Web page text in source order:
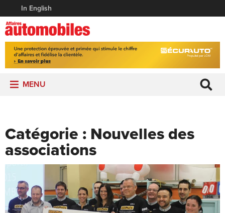
In English
MENU
Catégorie : Nouvelles des
associations